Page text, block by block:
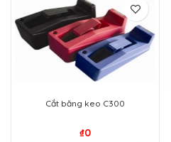
Cắt băng keo C300
₫0